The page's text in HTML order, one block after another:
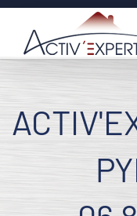
Passer
contenu